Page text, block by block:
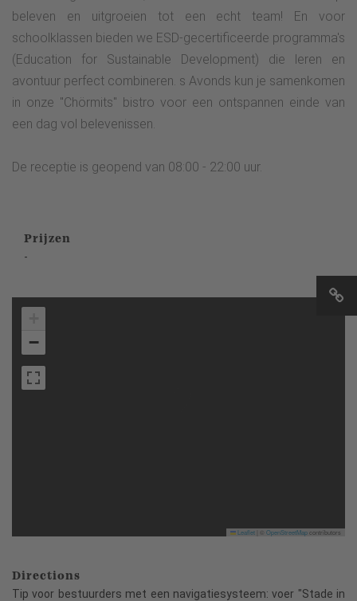
beleven en uitgroeien tot een echt team! En voor
schoolklassen bieden we ESD-gecertificeerde programma's
(Education for Sustainable Development) die leren en
avontuur perfect combineren. s Avonds kun je samenkomen
in onze "Chörmits" bistro voor een ontspannen einde van
een dag vol belevenissen.
De receptie is geopend van 08:00 - 22:00 uur.
Prijzen
-
−
Leaflet OpenStreetMapcontributors
Directions
Tip voor bestuurders met een navigatiesysteem: voer "Stade in